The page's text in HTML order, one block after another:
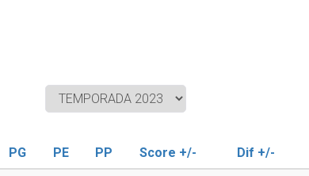
PG PE PP Score +/- Dif +/-